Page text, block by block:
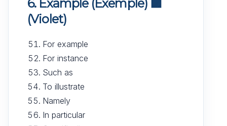
6. Example (Exemple)
(Violet)
For example
For instance
Such as
To illustrate
Namely
In particular